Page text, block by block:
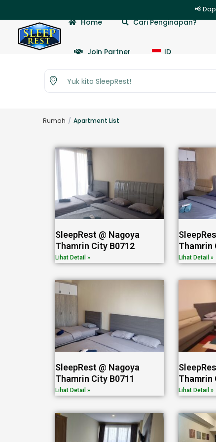
📢 Dapatkan Diskon
Home Cari Penginapan?
Join Partner ID
Yuk kita SleepRest!
Rumah Apartment List
SleepRest @ Nagoya
Thamrin City B0712
Lihat Detail »
Thamrin
Lihat Detail »
SleepRest @ Nagoya
Thamrin City B0711
Lihat Detail »
Thamrin
Lihat Detail »